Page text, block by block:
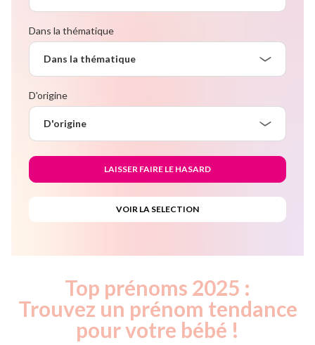
Dans la thématique
Dans la thématique
D'origine
D'origine
Top prénoms 2025 :
Trouvez un prénom tendance
pour votre bébé !